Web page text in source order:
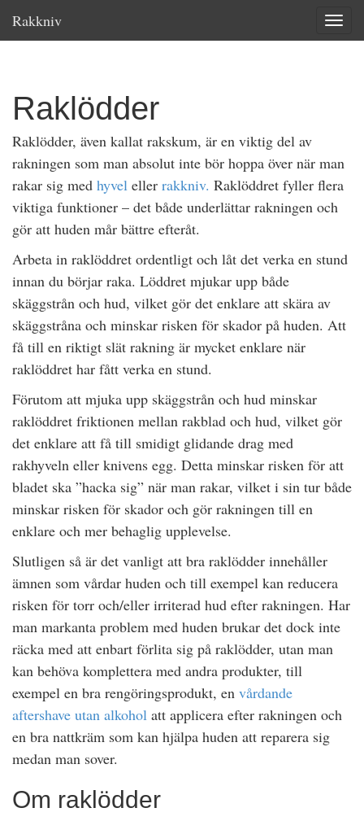
Rakkniv
Raklödder
Raklödder, även kallat rakskum, är en viktig del av
rakningen som man absolut inte bör hoppa över när man
rakar sig med hyvel eller rakkniv. Raklöddret fyller flera
viktiga funktioner – det både underlättar rakningen och
gör att huden mår bättre efteråt.
Arbeta in raklöddret ordentligt och låt det verka en stund
innan du börjar raka. Löddret mjukar upp både
skäggstrån och hud, vilket gör det enklare att skära av
skäggstråna och minskar risken för skador på huden. Att
få till en riktigt slät rakning är mycket enklare när
raklöddret har fått verka en stund.
Förutom att mjuka upp skäggstrån och hud minskar
raklöddret friktionen mellan rakblad och hud, vilket gör
det enklare att få till smidigt glidande drag med
rakhyveln eller knivens egg. Detta minskar risken för att
bladet ska ”hacka sig” när man rakar, vilket i sin tur både
minskar risken för skador och gör rakningen till en
enklare och mer behaglig upplevelse.
Slutligen så är det vanligt att bra raklödder innehåller
ämnen som vårdar huden och till exempel kan reducera
risken för torr och/eller irriterad hud efter rakningen. Har
man markanta problem med huden brukar det dock inte
räcka med att enbart förlita sig på raklödder, utan man
kan behöva komplettera med andra produkter, till
exempel en bra rengöringsprodukt, en vårdande
aftershave utan alkohol att applicera efter rakningen och
en bra nattkräm som kan hjälpa huden att reparera sig
medan man sover.
Om raklödder